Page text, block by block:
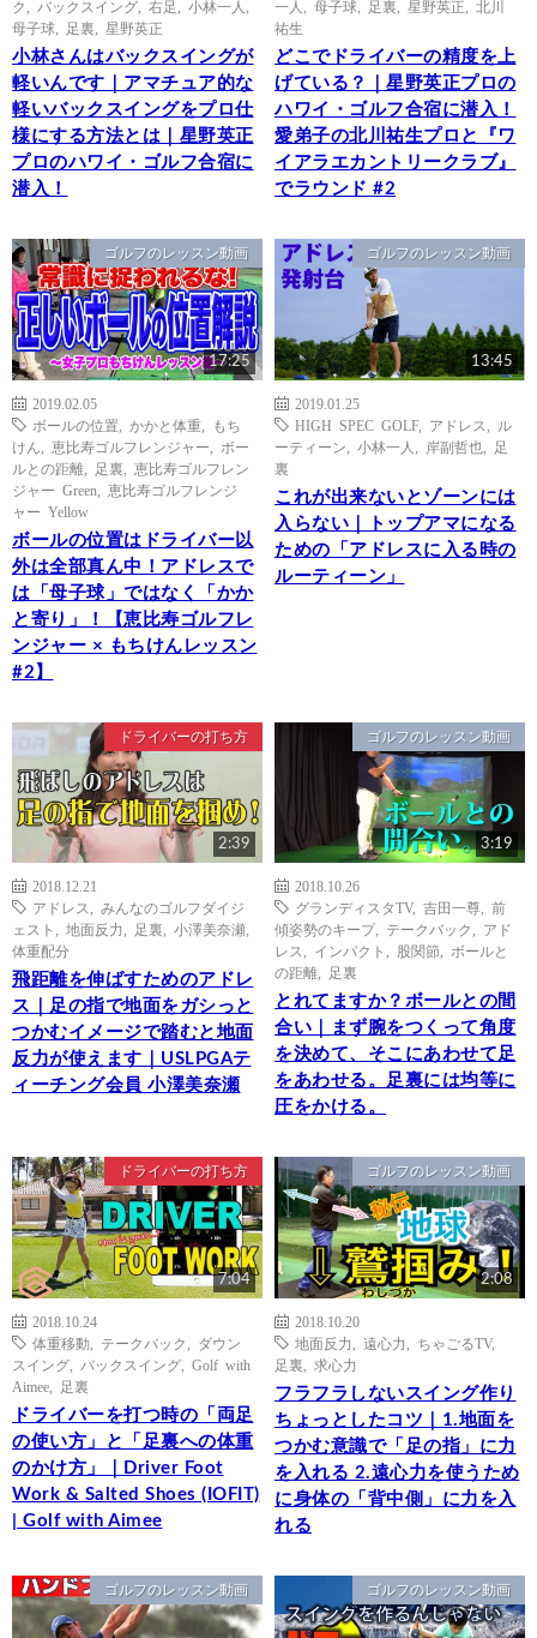
ク バックスイング 右足 小林一人
母子球
足裏 星野英正
小林さんはバックスイングが
軽いんです｜アマチュア的な
軽いバックスイングをプロ仕
様にする方法とは｜星野英正
プロのハワイ・ゴルフ合宿に
潜入！
一人 母子球 足裏 星野英正
北川
祐生
どこでドライバーの精度を上
げている？｜星野英正プロの
ハワイ・ゴルフ合宿に潜入！
愛弟子の北川祐生プロと『ワ
イアラエカントリークラブ』
でラウンド #2
ゴルフのレッスン動画
17:25
2019.02.05
ボールの位置
かかと体重
もち
けん
恵比寿ゴルフレンジャー
ボー
ルとの距離
足裏
恵比寿ゴルフレン
ジャー Green
恵比寿ゴルフレンジ
ャー Yellow
ボールの位置はドライバー以
外は全部真ん中！アドレスで
は「母子球」ではなく「かか
と寄り」！【恵比寿ゴルフレ
ンジャー × もちけんレッスン
#2】
ゴルフのレッスン動画
13:45
2019.01.25
HIGH SPEC GOLF, アドレス
ル
ーティーン
小林一人 岸副哲也
足
裏
これが出来ないとゾーンには
入らない｜トップアマになる
ための「アドレスに入る時の
ルーティーン」
ドライバーの打ち方
2:39
2018.12.21
アドレス
みんなのゴルフダイジ
ェスト
地面反力 足裏 小澤美奈瀬
体重配分
飛距離を伸ばすためのアドレ
ス｜足の指で地面をガシっと
つかむイメージで踏むと地面
反力が使えます｜USLPGAテ
ィーチング会員 小澤美奈瀬
ゴルフのレッスン動画
3:19
2018.10.26
グランディスタTV, 吉田一尊
前
傾姿勢のキープ, テークバック
アド
レス
インパクト 股関節
ボールと
の距離
足裏
とれてますか？ボールとの間
合い｜まず腕をつくって角度
を決めて、そこにあわせて足
をあわせる。足裏には均等に
圧をかける。
ドライバーの打ち方
7:04
2018.10.24
体重移動
テークバック
ダウン
スイング
バックスイング
Golf with
Aimee
足裏
ドライバーを打つ時の「両足
の使い方」と「足裏への体重
のかけ方」｜Driver Foot
Work & Salted Shoes (IOFIT)
| Golf with Aimee
ゴルフのレッスン動画
2:08
2018.10.20
地面反力
遠心力 ちゃごるTV,
足裏
求心力
フラフラしないスイング作り
ちょっとしたコツ｜1.地面を
つかむ意識で「足の指」に力
を入れる 2.遠心力を使うため
に身体の「背中側」に力を入
れる
ゴルフのレッスン動画 ゴルフのレッスン動画